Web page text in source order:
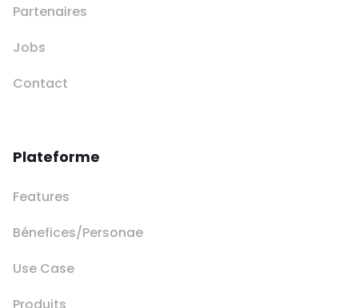
Partenaires
Jobs
Contact
Plateforme
Features
Bénefices/Personae
Use Case